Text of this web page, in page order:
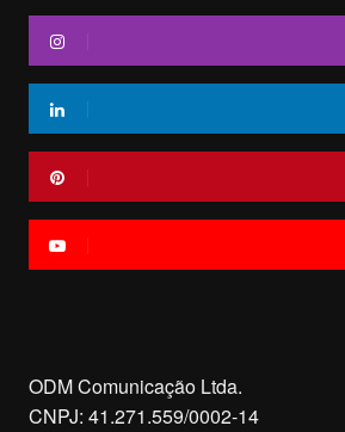
ODM Comunicação Ltda.
CNPJ: 41.271.559/0002-14